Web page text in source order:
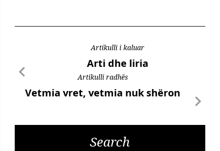
Artikulli i kaluar
Arti dhe liria
Artikulli radhës
Vetmia vret, vetmia nuk shëron
Search